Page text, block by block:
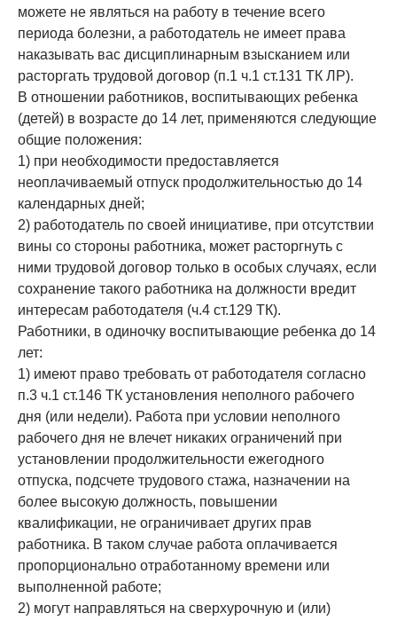
можете не являться на работу в течение всего
периода болезни, а работодатель не имеет права
наказывать вас дисциплинарным взысканием или
расторгать трудовой договор (п.1 ч.1 ст.131 ТК ЛР).
В отношении работников, воспитывающих ребенка
(детей) в возрасте до 14 лет, применяются следующие
общие положения:
1) при необходимости предоставляется
неоплачиваемый отпуск продолжительностью до 14
календарных дней;
2) работодатель по своей инициативе, при отсутствии
вины со стороны работника, может расторгнуть с
ними трудовой договор только в особых случаях, если
сохранение такого работника на должности вредит
интересам работодателя (ч.4 ст.129 ТК).
Работники, в одиночку воспитывающие ребенка до 14
лет:
1) имеют право требовать от работодателя согласно
п.3 ч.1 ст.146 ТК установления неполного рабочего
дня (или недели). Работа при условии неполного
рабочего дня не влечет никаких ограничений при
установлении продолжительности ежегодного
отпуска, подсчете трудового стажа, назначении на
более высокую должность, повышении
квалификации, не ограничивает других прав
работника. В таком случае работа оплачивается
пропорционально отработанному времени или
выполненной работе;
2) могут направляться на сверхурочную и (или)